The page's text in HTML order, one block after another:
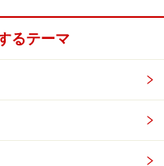
上で無料。合計金額が
沖縄や離島を除く)にな
イソー店舗やコンビニ
す。詳細はHPをご確認
るテーマ